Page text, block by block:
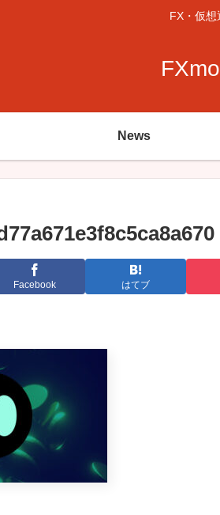
FX・仮
News
Facebook はてブ